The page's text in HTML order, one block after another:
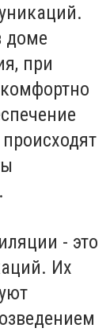
доме
при
- это
Их